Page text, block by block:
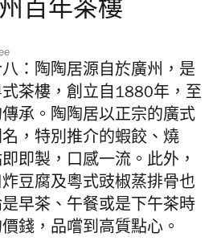
百年茶樓
： 陶陶居源自於廣州，是
茶樓，創立自1880年，至
承。陶陶居以正宗的廣式
，特別推介的蝦餃、燒
即製，口感一流。此外，
豆腐及粵式豉椒蒸排骨也
早茶、午餐或是下午茶時
錢，品嚐到高質點心。